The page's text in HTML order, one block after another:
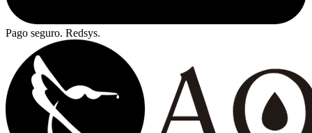
Pago seguro. Redsys.